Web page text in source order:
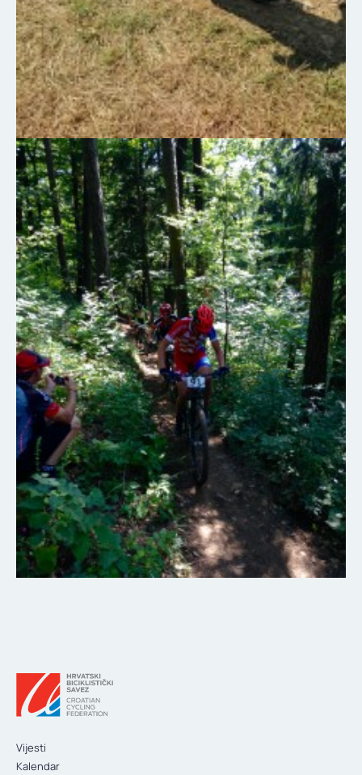
Vijesti
Kalendar